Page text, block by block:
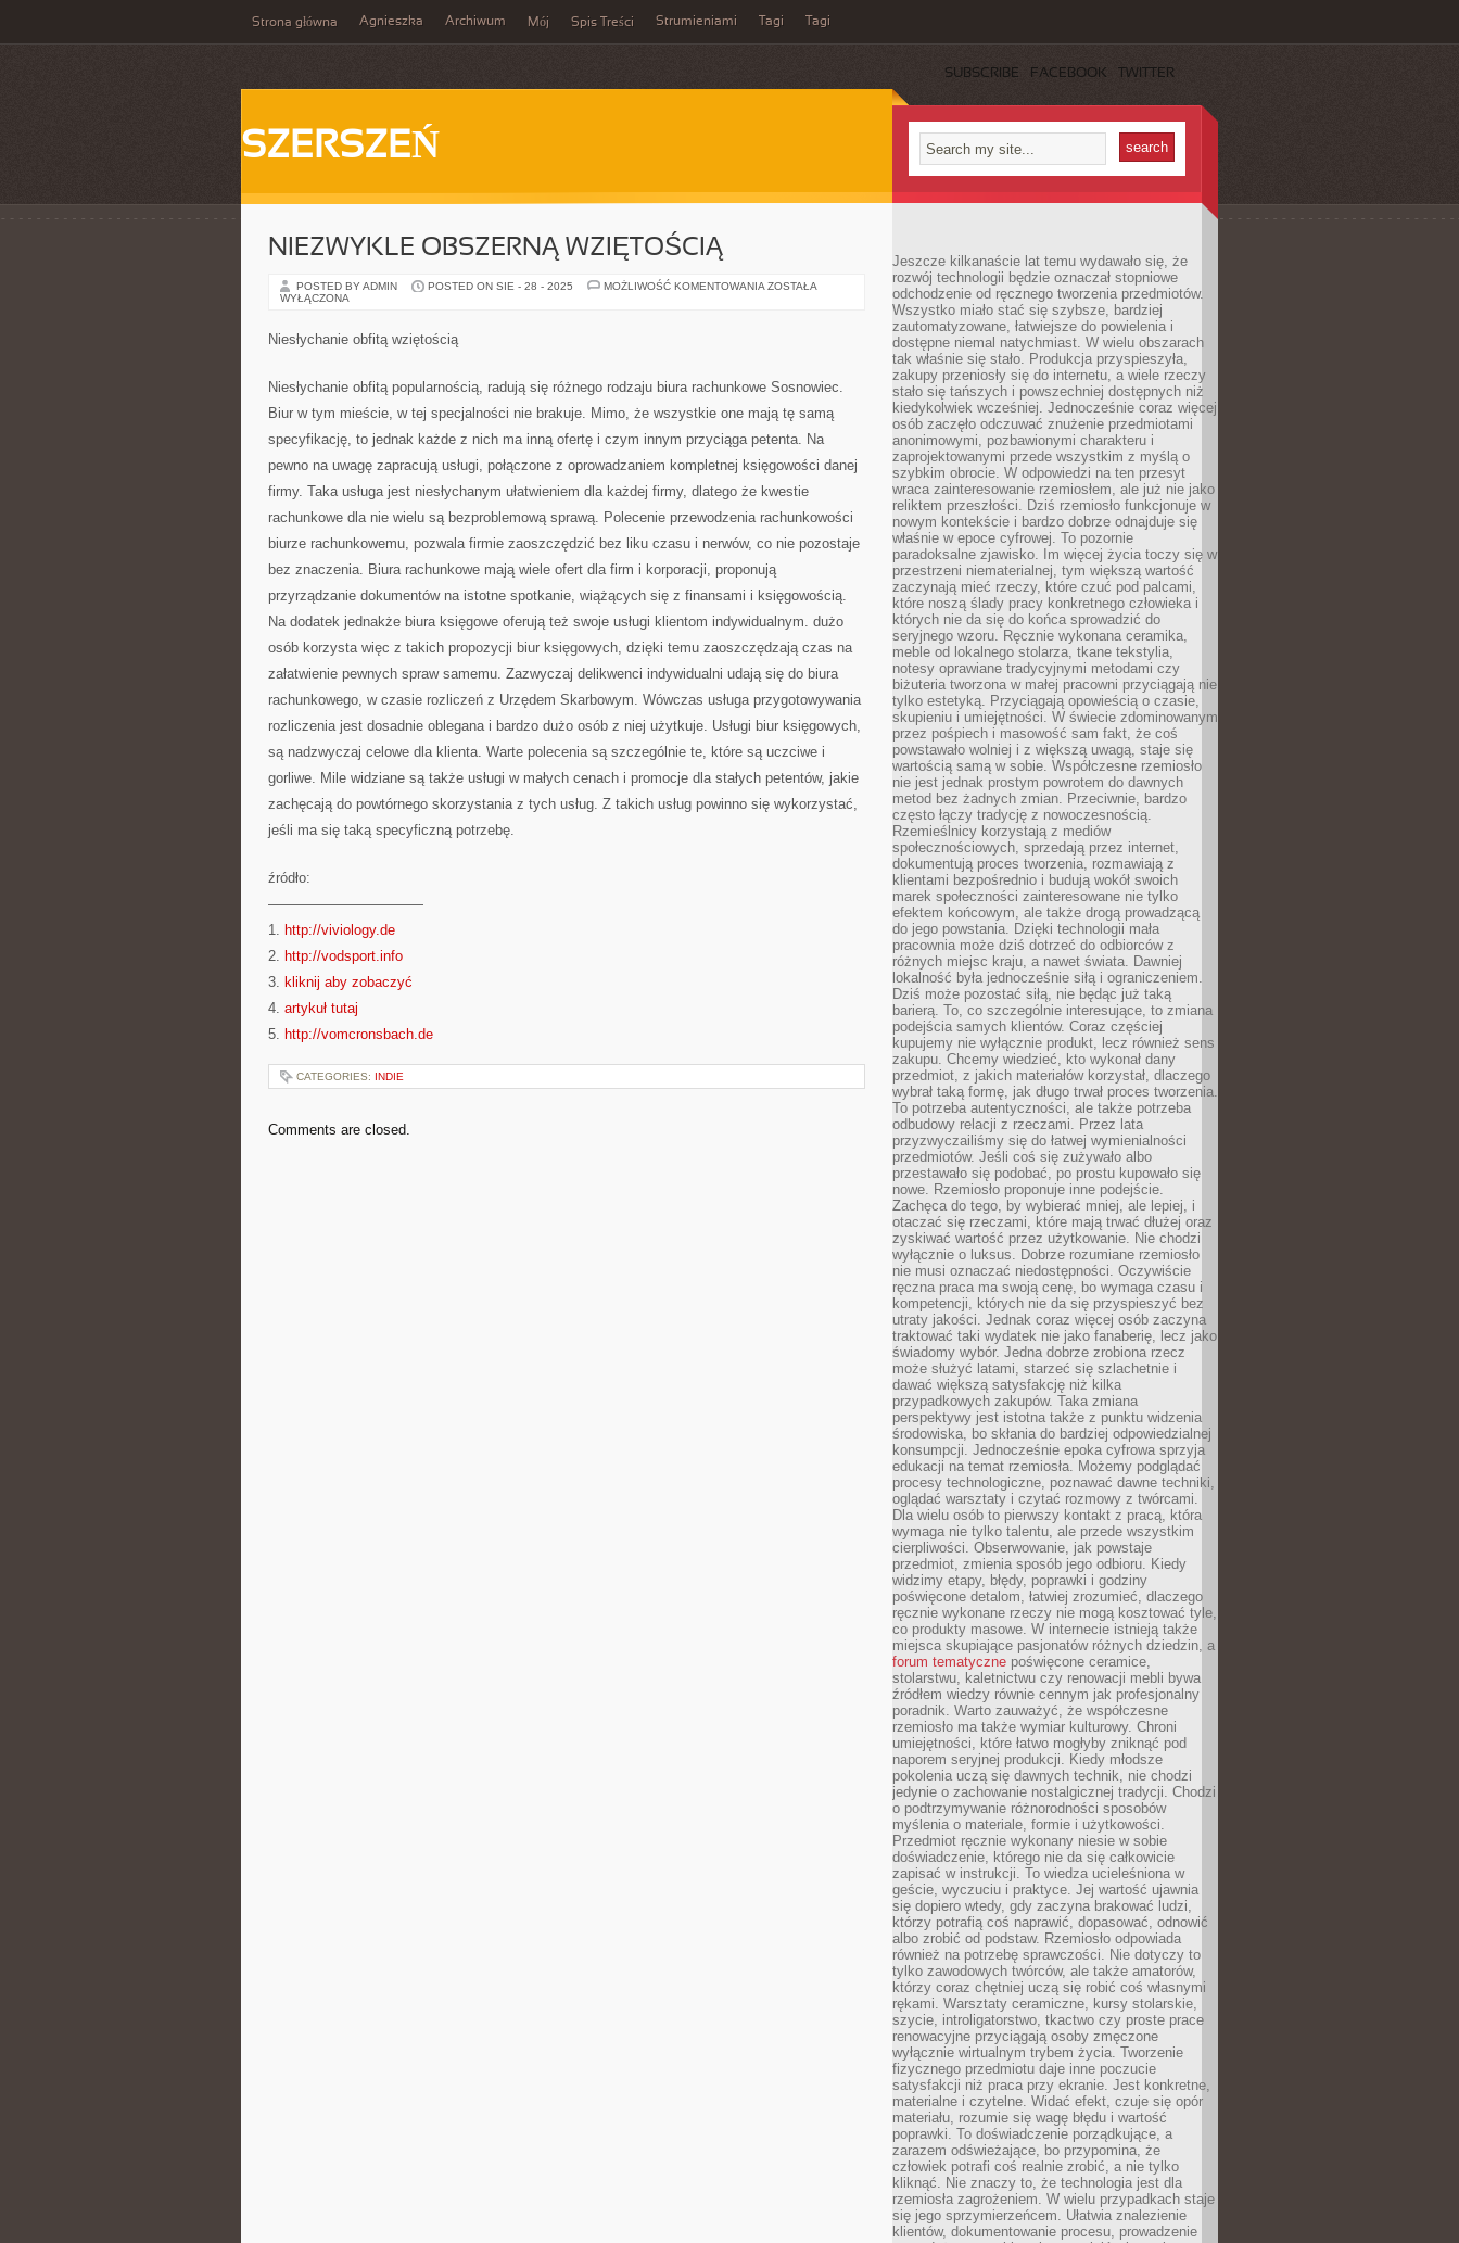
Strona główna Agnieszka Archiwum Mój Spis Treści Strumieniami Tagi Tagi
SUBSCRIBE FACEBOOK TWITTER
SZERSZEŃ
NIEZWYKLE OBSZERNĄ WZIĘTOŚCIĄ
POSTED BY ADMIN POSTED ON SIE - 28 - 2025 MOŻLIWOŚĆ KOMENTOWANIA NIEZWYKLE
ZOSTAŁA
WYŁĄCZONA
Niesłychanie obfitą wziętością
Niesłychanie obfitą popularnością, radują się różnego rodzaju biura rachunkowe Sosnowiec.
Biur w tym mieście, w tej specjalności nie brakuje. Mimo, że wszystkie one mają tę samą
specyfikację, to jednak każde z nich ma inną ofertę i czym innym przyciąga petenta. Na
pewno na uwagę zapracują usługi, połączone z oprowadzaniem kompletnej księgowości danej
firmy. Taka usługa jest niesłychanym ułatwieniem dla każdej firmy, dlatego że kwestie
rachunkowe dla nie wielu są bezproblemową sprawą. Polecenie przewodzenia rachunkowości
biurze rachunkowemu, pozwala firmie zaoszczędzić bez liku czasu i nerwów, co nie pozostaje
bez znaczenia. Biura rachunkowe mają wiele ofert dla firm i korporacji, proponują
przyrządzanie dokumentów na istotne spotkanie, wiążących się z finansami i księgowością.
Na dodatek jednakże biura księgowe oferują też swoje usługi klientom indywidualnym. dużo
osób korzysta więc z takich propozycji biur księgowych, dzięki temu zaoszczędzają czas na
załatwienie pewnych spraw samemu. Zazwyczaj delikwenci indywidualni udają się do biura
rachunkowego, w czasie rozliczeń z Urzędem Skarbowym. Wówczas usługa przygotowywania
rozliczenia jest dosadnie oblegana i bardzo dużo osób z niej użytkuje. Usługi biur księgowych,
są nadzwyczaj celowe dla klienta. Warte polecenia są szczególnie te, które są uczciwe i
gorliwe. Mile widziane są także usługi w małych cenach i promocje dla stałych petentów, jakie
zachęcają do powtórnego skorzystania z tych usług. Z takich usług powinno się wykorzystać,
jeśli ma się taką specyficzną potrzebę.
źródło:
———————————
1. http://viviology.de
2. http://vodsport.info
3. kliknij aby zobaczyć
4. artykuł tutaj
5. http://vomcronsbach.de
CATEGORIES: INDIE
Comments are closed.
Jeszcze kilkanaście lat temu wydawało się, że
rozwój technologii będzie oznaczał stopniowe
odchodzenie od ręcznego tworzenia przedmiotów.
Wszystko miało stać się szybsze, bardziej
zautomatyzowane, łatwiejsze do powielenia i
dostępne niemal natychmiast. W wielu obszarach
tak właśnie się stało. Produkcja przyspieszyła,
zakupy przeniosły się do internetu, a wiele rzeczy
stało się tańszych i powszechniej dostępnych niż
kiedykolwiek wcześniej. Jednocześnie coraz więcej
osób zaczęło odczuwać znużenie przedmiotami
anonimowymi, pozbawionymi charakteru i
zaprojektowanymi przede wszystkim z myślą o
szybkim obrocie. W odpowiedzi na ten przesyt
wraca zainteresowanie rzemiosłem, ale już nie jako
reliktem przeszłości. Dziś rzemiosło funkcjonuje w
nowym kontekście i bardzo dobrze odnajduje się
właśnie w epoce cyfrowej. To pozornie
paradoksalne zjawisko. Im więcej życia toczy się w
przestrzeni niematerialnej, tym większą wartość
zaczynają mieć rzeczy, które czuć pod palcami,
które noszą ślady pracy konkretnego człowieka i
których nie da się do końca sprowadzić do
seryjnego wzoru. Ręcznie wykonana ceramika,
meble od lokalnego stolarza, tkane tekstylia,
notesy oprawiane tradycyjnymi metodami czy
biżuteria tworzona w małej pracowni przyciągają nie
tylko estetyką. Przyciągają opowieścią o czasie,
skupieniu i umiejętności. W świecie zdominowanym
przez pośpiech i masowość sam fakt, że coś
powstawało wolniej i z większą uwagą, staje się
wartością samą w sobie. Współczesne rzemiosło
nie jest jednak prostym powrotem do dawnych
metod bez żadnych zmian. Przeciwnie, bardzo
często łączy tradycję z nowoczesnością.
Rzemieślnicy korzystają z mediów
społecznościowych, sprzedają przez internet,
dokumentują proces tworzenia, rozmawiają z
klientami bezpośrednio i budują wokół swoich
marek społeczności zainteresowane nie tylko
efektem końcowym, ale także drogą prowadzącą
do jego powstania. Dzięki technologii mała
pracownia może dziś dotrzeć do odbiorców z
różnych miejsc kraju, a nawet świata. Dawniej
lokalność była jednocześnie siłą i ograniczeniem.
Dziś może pozostać siłą, nie będąc już taką
barierą. To, co szczególnie interesujące, to zmiana
podejścia samych klientów. Coraz częściej
kupujemy nie wyłącznie produkt, lecz również sens
zakupu. Chcemy wiedzieć, kto wykonał dany
przedmiot, z jakich materiałów korzystał, dlaczego
wybrał taką formę, jak długo trwał proces tworzenia.
To potrzeba autentyczności, ale także potrzeba
odbudowy relacji z rzeczami. Przez lata
przyzwyczailiśmy się do łatwej wymienialności
przedmiotów. Jeśli coś się zużywało albo
przestawało się podobać, po prostu kupowało się
nowe. Rzemiosło proponuje inne podejście.
Zachęca do tego, by wybierać mniej, ale lepiej, i
otaczać się rzeczami, które mają trwać dłużej oraz
zyskiwać wartość przez użytkowanie. Nie chodzi
wyłącznie o luksus. Dobrze rozumiane rzemiosło
nie musi oznaczać niedostępności. Oczywiście
ręczna praca ma swoją cenę, bo wymaga czasu i
kompetencji, których nie da się przyspieszyć bez
utraty jakości. Jednak coraz więcej osób zaczyna
traktować taki wydatek nie jako fanaberię, lecz jako
świadomy wybór. Jedna dobrze zrobiona rzecz
może służyć latami, starzeć się szlachetnie i
dawać większą satysfakcję niż kilka
przypadkowych zakupów. Taka zmiana
perspektywy jest istotna także z punktu widzenia
środowiska, bo skłania do bardziej odpowiedzialnej
konsumpcji. Jednocześnie epoka cyfrowa sprzyja
edukacji na temat rzemiosła. Możemy podglądać
procesy technologiczne, poznawać dawne techniki,
oglądać warsztaty i czytać rozmowy z twórcami.
Dla wielu osób to pierwszy kontakt z pracą, która
wymaga nie tylko talentu, ale przede wszystkim
cierpliwości. Obserwowanie, jak powstaje
przedmiot, zmienia sposób jego odbioru. Kiedy
widzimy etapy, błędy, poprawki i godziny
poświęcone detalom, łatwiej zrozumieć, dlaczego
ręcznie wykonane rzeczy nie mogą kosztować tyle,
co produkty masowe. W internecie istnieją także
miejsca skupiające pasjonatów różnych dziedzin, a
forum tematyczne poświęcone ceramice,
stolarstwu, kaletnictwu czy renowacji mebli bywa
źródłem wiedzy równie cennym jak profesjonalny
poradnik. Warto zauważyć, że współczesne
rzemiosło ma także wymiar kulturowy. Chroni
umiejętności, które łatwo mogłyby zniknąć pod
naporem seryjnej produkcji. Kiedy młodsze
pokolenia uczą się dawnych technik, nie chodzi
jedynie o zachowanie nostalgicznej tradycji. Chodzi
o podtrzymywanie różnorodności sposobów
myślenia o materiale, formie i użytkowości.
Przedmiot ręcznie wykonany niesie w sobie
doświadczenie, którego nie da się całkowicie
zapisać w instrukcji. To wiedza ucieleśniona w
geście, wyczuciu i praktyce. Jej wartość ujawnia
się dopiero wtedy, gdy zaczyna brakować ludzi,
którzy potrafią coś naprawić, dopasować, odnowić
albo zrobić od podstaw. Rzemiosło odpowiada
również na potrzebę sprawczości. Nie dotyczy to
tylko zawodowych twórców, ale także amatorów,
którzy coraz chętniej uczą się robić coś własnymi
rękami. Warsztaty ceramiczne, kursy stolarskie,
szycie, introligatorstwo, tkactwo czy proste prace
renowacyjne przyciągają osoby zmęczone
wyłącznie wirtualnym trybem życia. Tworzenie
fizycznego przedmiotu daje inne poczucie
satysfakcji niż praca przy ekranie. Jest konkretne,
materialne i czytelne. Widać efekt, czuje się opór
materiału, rozumie się wagę błędu i wartość
poprawki. To doświadczenie porządkujące, a
zarazem odświeżające, bo przypomina, że
człowiek potrafi coś realnie zrobić, a nie tylko
kliknąć. Nie znaczy to, że technologia jest dla
rzemiosła zagrożeniem. W wielu przypadkach staje
się jego sprzymierzeńcem. Ułatwia znalezienie
klientów, dokumentowanie procesu, prowadzenie